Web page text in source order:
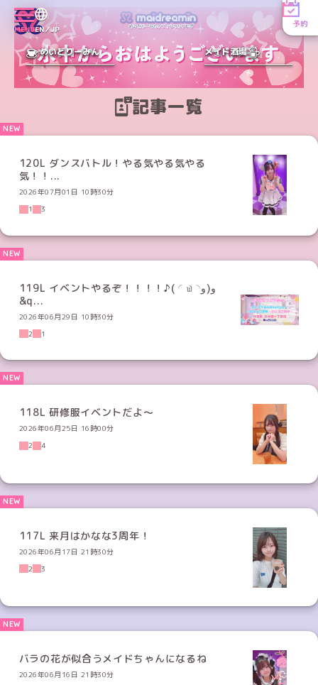
MENUEN／JP
予約
めいどりーみん メイド酒場
記事一覧
120L ダンスバトル！やる気やる気やる
気！！...
2026年07月01日 10時30分
1
3
119L イベントやるぞ！！！！♪( ◜௰◝و(و
&q...
2026年06月29日 10時30分
2
1
118L 研修服イベントだよ〜
2026年06月25日 16時00分
2
4
117L 来月はかなな3周年！
2026年06月17日 21時30分
2
3
バラの花が似合うメイドちゃんになるね
2026年06月16日 21時30分